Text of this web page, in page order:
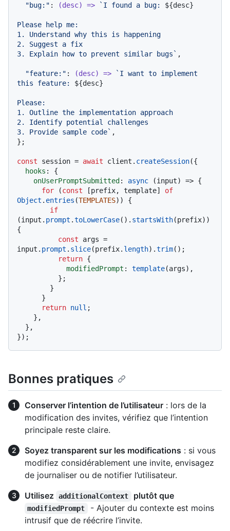
"bug:" : (desc) => `I found a bug: ${desc}
Please help me:
1. Understand why this is happening
2. Suggest a fix
3. Explain how to prevent similar bugs` ,
"feature:" : (desc) =>
`I want to implement
this feature: ${desc}
Please:
1. Outline the implementation approach
2. Identify potential challenges
3. Provide sample code` ,
};
const session = await client. createSession({
hooks : {
onUserPromptSubmitted : async (input) => {
for (const [prefix, template] of
Object . entries (TEMPLATES)) {
if
(input. prompt .toLowerCase(). startsWith(prefix))
{
const args =
input. prompt . slice(prefix. length).trim();
return {
modifiedPrompt : template(args),
return null ;
Bonnes pratiques
Conserver l’intention de l’utilisateur : lors de la
modification des invites, vérifiez que l’intention
principale reste claire.
Soyez transparent sur les modifications : si vous
modifiez considérablement une invite, envisagez
de journaliser ou de notifier l’utilisateur.
Utilisez
additionalContext plutôt que
modifiedPrompt
- Ajouter du contexte est moins
intrusif que de réécrire l’invite.